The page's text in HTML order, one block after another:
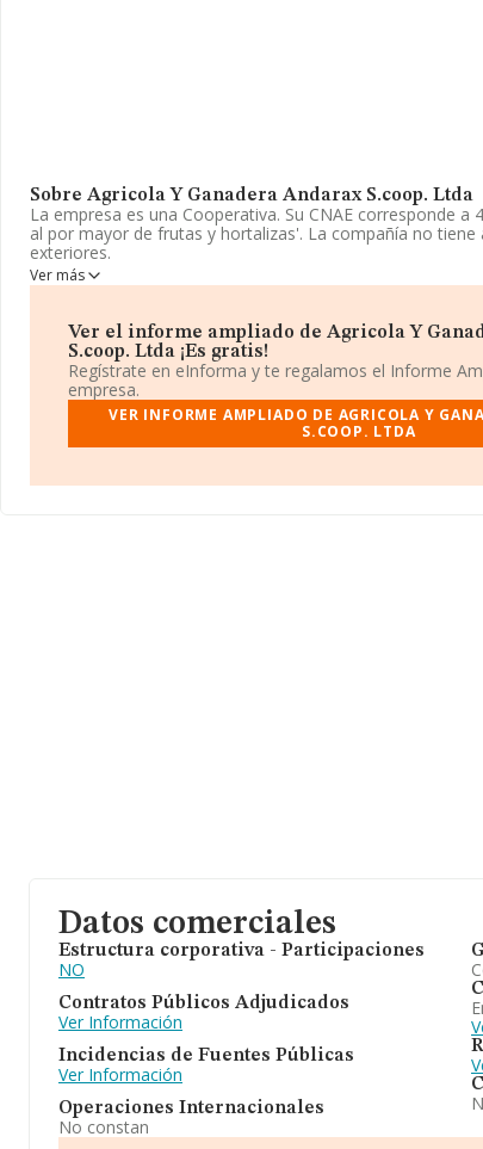
Sobre Agricola Y Ganadera Andarax S.coop. Ltda
La empresa es una Cooperativa. Su CNAE corresponde a
al por mayor de frutas y hortalizas'. La compañía no tiene
exteriores.
La sociedadAgrícola y Ganadera Andarax S.Coop.
municipio de Huecija, en Almería, Andalucía.
En base a la información de la que dispone INFORMA
ámbito nacional la facturación alcanza la cifra de 46.240
media entre todas las compañías es de 2 millones de
información adicional de interés, la antigüedad alcanza los
constitución. Los empleados de media son 9.
Ver más
Ver el informe ampliado de Agricola Y
S.coop. Ltda ¡Es gratis!
Regístrate en eInforma y te regalamos el Informe
empresa.
VER INFORME AMPLIADO DE AGRICOLA Y
S.COOP. LTDA
Datos comerciales
Estructura corporativa - Participaciones
NO
Contratos Públicos Adjudicados
Ver Información
Incidencias de Fuentes Públicas
Ver Información
Operaciones Internacionales
No constan